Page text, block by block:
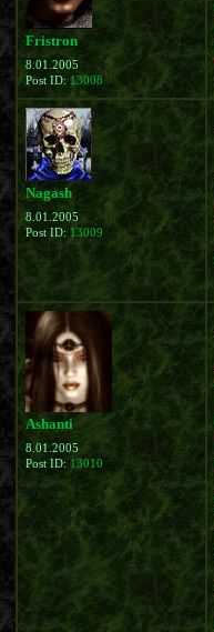
Fristron
8.01.2005
Post ID: 13008
Nagash
8.01.2005
Post ID: 13009
Ashanti
8.01.2005
Post ID: 13010